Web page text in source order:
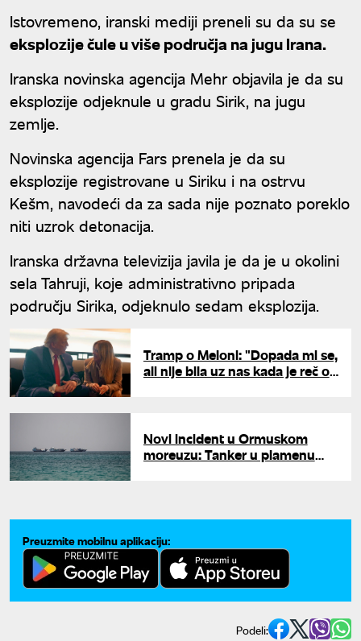
Istovremeno, iranski mediji preneli su da su se
eksplozije čule u više područja na jugu Irana.
Iranska novinska agencija Mehr objavila je da su
eksplozije odjeknule u gradu Sirik, na jugu
zemlje.
Novinska agencija Fars prenela je da su
eksplozije registrovane u Siriku i na ostrvu
Kešm, navodeći da za sada nije poznato poreklo
niti uzrok detonacija.
Iranska državna televizija javila je da je u okolini
sela Tahruji, koje administrativno pripada
području Sirika, odjeknulo sedam eksplozija.
Tramp o Meloni: "Dopada mi se,
ali nije bila uz nas kada je reč o
Novi incident u Ormuskom
moreuzu: Tanker u plamenu
Preuzmite mobilnu aplikaciju:
Podeli: